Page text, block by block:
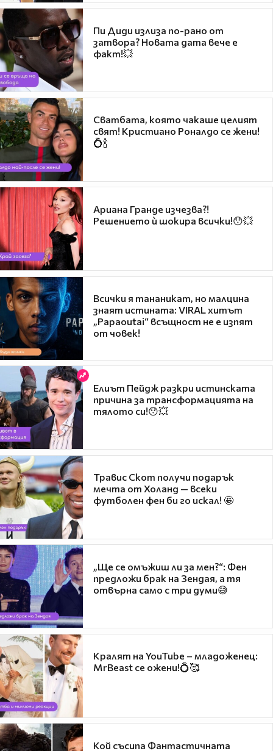
Пи Диди излиза по-рано от
затвора? Новата дата вече е
факт!💥
Сватбата, която чакаше целият
свят! Кристиано Роналдо се жени!
💍🍾
Ариана Гранде изчезва?!
Решението ѝ шокира всички!😯💥
Всички я тананикат, но малцина
знаят истината: VIRAL хитът
„Papaoutai“ всъщност не е изпят
от човек!
Елиът Пейдж разкри истинската
причина за трансформацията на
тялото си!😯💥
Травис Скот получи подарък
мечта от Холанд — всеки
футболен фен би го искал! 🤩
„Ще се омъжиш ли за мен?“: Фен
предложи брак на Зендая, а тя
отвърна само с три думи😅
Кралят на YouTube – младоженец:
MrBeast се ожени!💍🥰
Кой съсипа Фантастичната